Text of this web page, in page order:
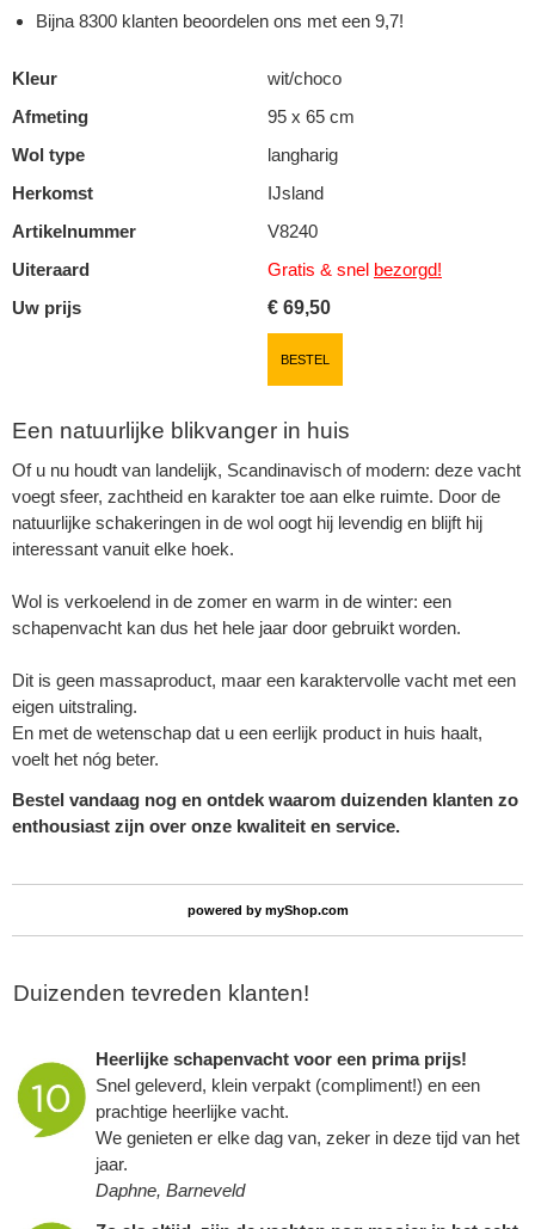
Bijna 8300 klanten beoordelen ons met een 9,7!
Kleur
wit/choco
Afmeting
95 x 65 cm
Wol type
langharig
Herkomst
IJsland
Artikelnummer
V8240
Uiteraard
Gratis & snel bezorgd!
Uw prijs
€ 69,50
BESTEL
Een natuurlijke blikvanger in huis
Of u nu houdt van landelijk, Scandinavisch of modern: deze vacht
voegt sfeer, zachtheid en karakter toe aan elke ruimte. Door de
natuurlijke schakeringen in de wol oogt hij levendig en blijft hij
interessant vanuit elke hoek.
Wol is verkoelend in de zomer en warm in de winter: een
schapenvacht kan dus het hele jaar door gebruikt worden.
Dit is geen massaproduct, maar een karaktervolle vacht met een
eigen uitstraling.
En met de wetenschap dat u een eerlijk product in huis haalt,
voelt het nóg beter.
Bestel vandaag nog en ontdek waarom duizenden klanten zo
enthousiast zijn over onze kwaliteit en service.
powered by myShop.com
Duizenden tevreden klanten!
Heerlijke schapenvacht voor een prima prijs!
Snel geleverd, klein verpakt (compliment!) en een
prachtige heerlijke vacht.
We genieten er elke dag van, zeker in deze tijd van het
jaar.
Daphne, Barneveld